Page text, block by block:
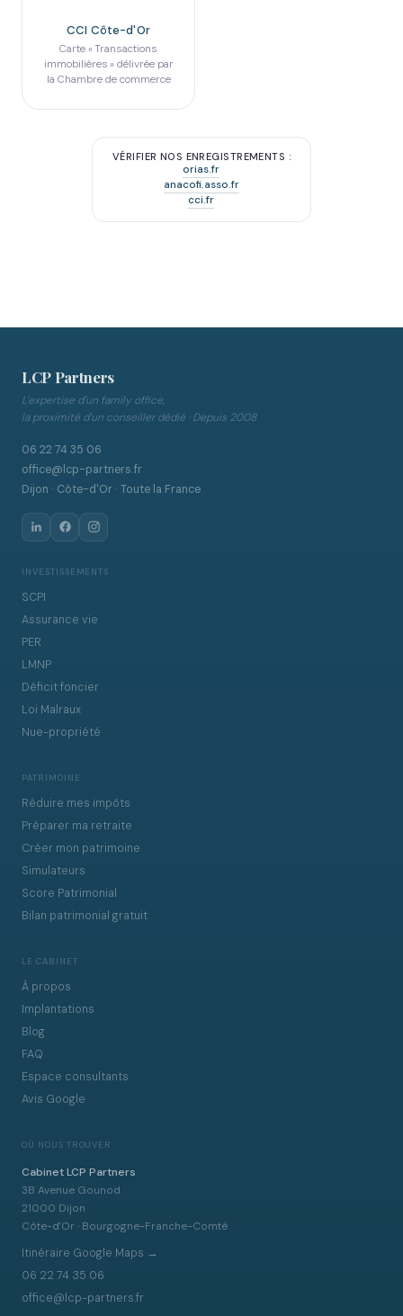
CCI Côte-d'Or
Carte « Transactions
immobilières » délivrée par
la Chambre de commerce
VÉRIFIER NOS ENREGISTREMENTS :
orias.fr
anacofi.asso.fr
cci.fr
LCP Partners
L'expertise d'un family office,
la proximité d'un conseiller dédié · Depuis 2008
06 22 74 35 06
office@lcp-partners.fr
Dijon · Côte-d'Or · Toute la France
INVESTISSEMENTS
SCPI
Assurance vie
PER
LMNP
Déficit foncier
Loi Malraux
Nue-propriété
PATRIMOINE
Réduire mes impôts
Préparer ma retraite
Créer mon patrimoine
Simulateurs
Score Patrimonial
Bilan patrimonial gratuit
LE CABINET
À propos
Implantations
Blog
FAQ
Espace consultants
Avis Google
OÙ NOUS TROUVER
Cabinet LCP Partners
3B Avenue Gounod
21000 Dijon
Côte-d'Or · Bourgogne-Franche-Comté
Itinéraire Google Maps →
06 22 74 35 06
office@lcp-partners.fr